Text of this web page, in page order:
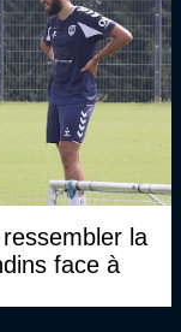
la
face à